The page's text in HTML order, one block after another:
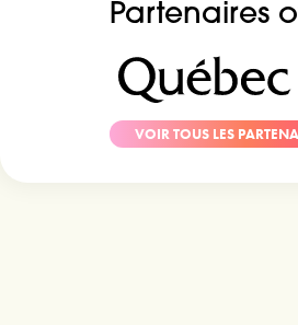
Partenaires
VOIR TOUS LES